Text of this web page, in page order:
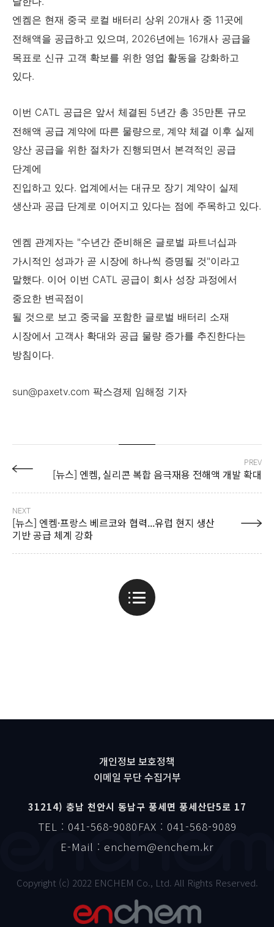
엔켐은 현재 중국 로컬 배터리 상위 20개사 중 11곳에
전해액을 공급하고 있으며, 2026년에는 16개사 공급을
목표로 신규 고객 확보를 위한 영업 활동을 강화하고
있다.
이번 CATL 공급은 앞서 체결된 5년간 총 35만톤 규모
전해액 공급 계약에 따른 물량으로, 계약 체결 이후 실제
양산 공급을 위한 절차가 진행되면서 본격적인 공급
단계에
진입하고 있다. 업계에서는 대규모 장기 계약이 실제
생산과 공급 단계로 이어지고 있다는 점에 주목하고 있다.
엔켐 관계자는 "수년간 준비해온 글로벌 파트너십과
가시적인 성과가 곧 시장에 하나씩 증명될 것"이라고
말했다. 이어 이번 CATL 공급이 회사 성장 과정에서
중요한 변곡점이
될 것으로 보고 중국을 포함한 글로벌 배터리 소재
시장에서 고객사 확대와 공급 물량 증가를 추진한다는
방침이다.
sun@paxetv.com 팍스경제 임해정 기자
PREV
[뉴스] 엔켐, 실리콘 복합 음극재용 전해액 개발 확대
NEXT
[뉴스] 엔켐·프랑스 베르코와 협력...유럽 현지 생산
기반 공급 체계 강화
개인정보 보호정책
이메일 무단 수집거부
31214) 충남 천안시 동남구 풍세면 풍세산단5로 17
TEL : 041-568-9080 FAX : 041-568-9089
E-Mail : enchem@enchem.kr
Copyright (c) 2022 ENCHEM Co., Ltd. All Rights Reserved.